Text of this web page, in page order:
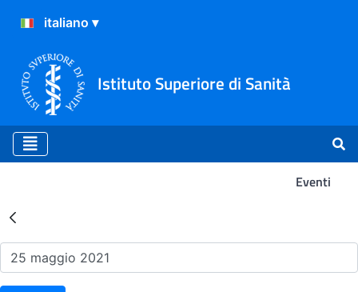
Istituto Superiore di Sanità
Eventi
Risultati della Ricerca -